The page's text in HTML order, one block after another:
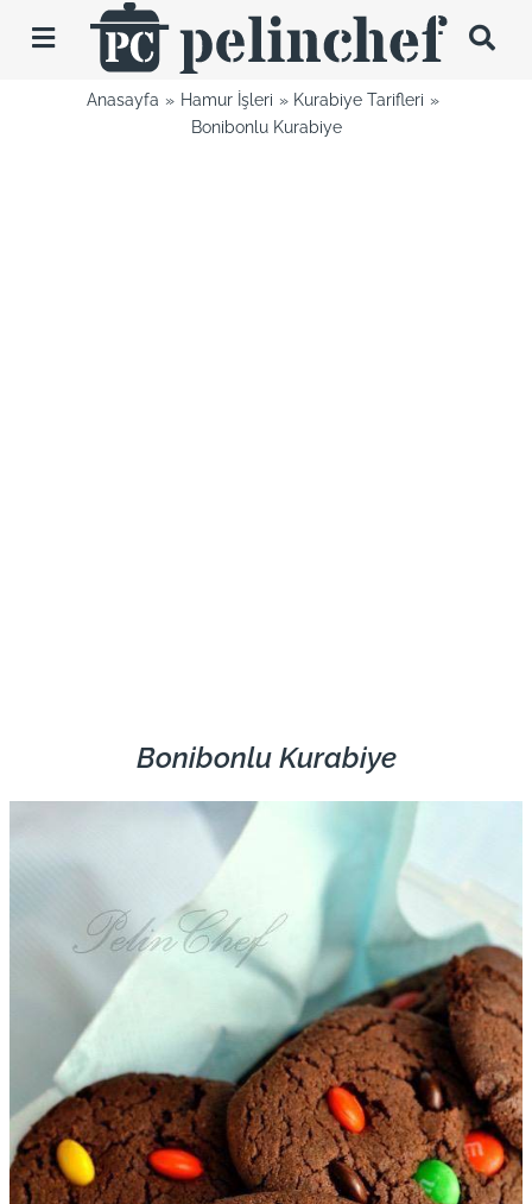
Toggle
Navigation
TariflerAnasayfa Hamur İşleri
Kurabiye Tarifleri
Bonibonlu Kurabiye
Bonibonlu Kurabiye